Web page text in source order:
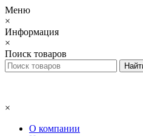
Меню
×
Информация
×
Поиск товаров
×
О компании